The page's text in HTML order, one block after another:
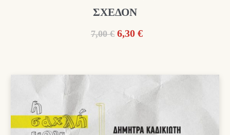
ΣΧΕΔΟΝ
7,00 € Original
7,00 €.
6,30 €Η
είναι:
6,30 €.